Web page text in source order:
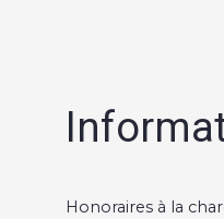
Honoraires à la